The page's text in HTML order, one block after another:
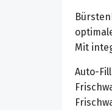
Mit
Auto-